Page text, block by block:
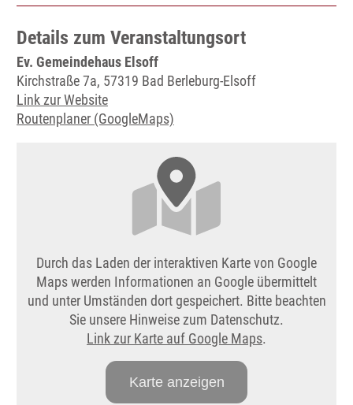
Details zum Veranstaltungsort
Ev. Gemeindehaus Elsoff
Kirchstraße 7a, 57319 Bad Berleburg-Elsoff
Link zur Website
Routenplaner (GoogleMaps)
Durch das Laden der interaktiven Karte von Google
Maps werden Informationen an Google übermittelt
und unter Umständen dort gespeichert. Bitte beachten
Sie unsere Hinweise zum Datenschutz.
Link zur Karte auf Google Maps.
Karte anzeigen